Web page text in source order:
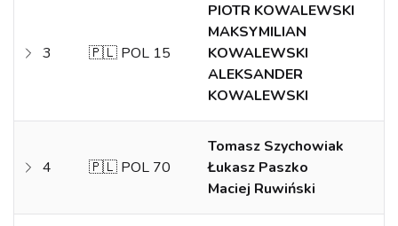
3 🇵🇱 POL 15
PIOTR KOWALEWSKI
MAKSYMILIAN
KOWALEWSKI
ALEKSANDER
KOWALEWSKI
4 🇵🇱 POL 70
Tomasz Szychowiak
Łukasz Paszko
Maciej Ruwiński